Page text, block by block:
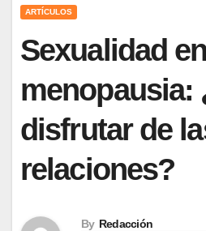
ARTÍCULOS
Sexualidad
menopausia:
disfrutar de
relaciones?
By Redacción